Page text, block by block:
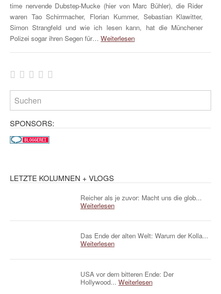
time nervende Dubstep-Mucke (hier von Marc Bühler), die Rider
waren Tao Schirrmacher, Florian Kummer, Sebastian Klawitter,
Simon Strangfeld und wie ich lesen kann, hat die Münchener
Polizei sogar ihren Segen für… Weiterlesen
SPONSORS:
LETZTE KOLUMNEN + VLOGS
Reicher als je zuvor: Macht uns die glob...
Weiterlesen
Das Ende der alten Welt: Warum der Kolla...
Weiterlesen
USA vor dem bitteren Ende: Der
Hollywood... Weiterlesen